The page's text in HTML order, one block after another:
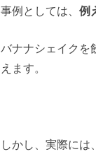
事例としては、 例
バナナシェイクを
えます。
しかし、実際には、